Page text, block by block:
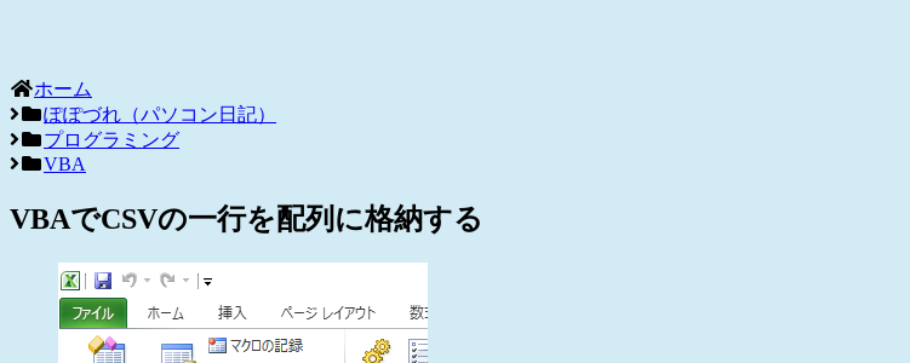
ホーム
ぽぽづれ（パソコン日記）
プログラミング
VBA
VBAでCSVの一行を配列に格納する